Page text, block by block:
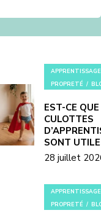
APPRENTISSAGE
PROPRETÉ
EST-CE
CULOTTES
SONT
28 juillet
APPRENTISSAGE
PROPRETÉ